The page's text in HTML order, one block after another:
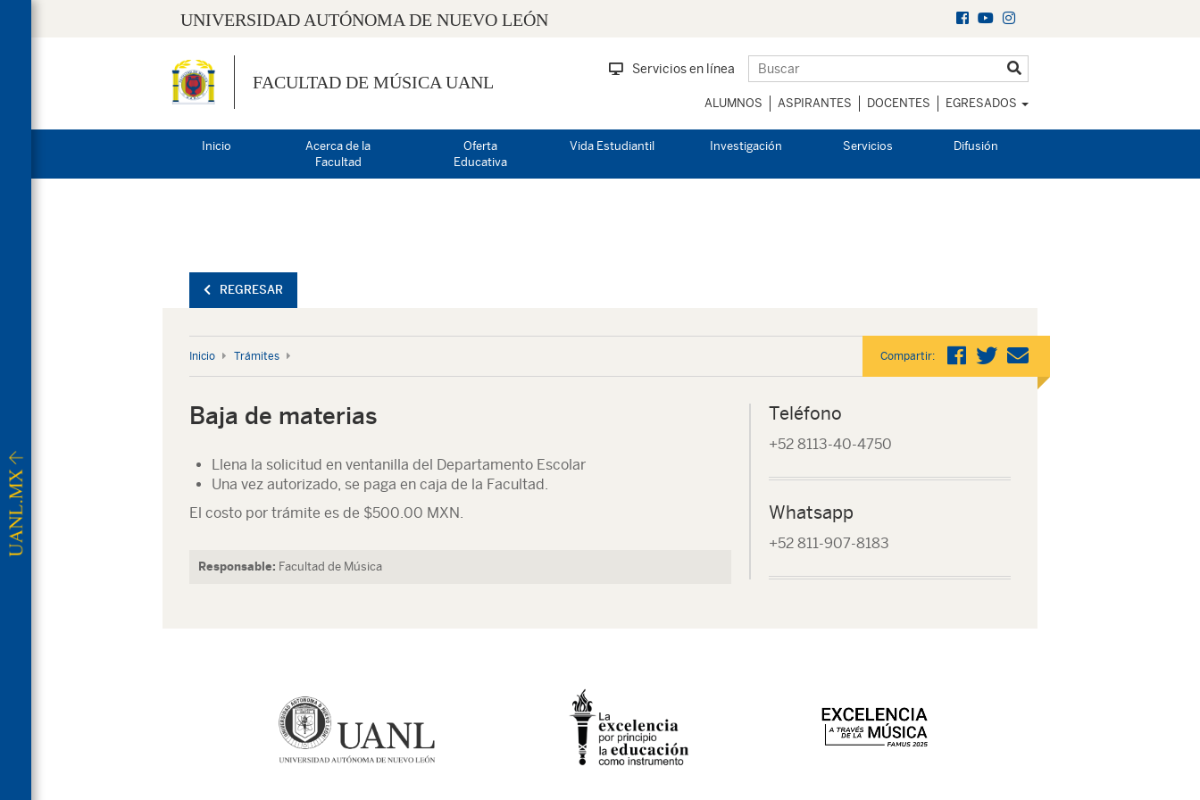
UNIVERSIDAD AUTÓNOMA DE NUEVO LEÓN
FACULTAD DE MÚSICA UANL
Servicios en línea
ALUMNOS ASPIRANTES DOCENTES EGRESADOS
Inicio
Acerca de la
Facultad
Oferta
Educativa
Vida Estudiantil Investigación Servicios Difusión
REGRESAR
Inicio Trámites Compartir:
Baja de materias
Llena la solicitud en ventanilla del Departamento Escolar
Una vez autorizado, se paga en caja de la Facultad.
El costo por trámite es de $500.00 MXN.
Responsable: Facultad de Música
Teléfono
+52 8113-40-4750
Whatsapp
+52 811-907-8183